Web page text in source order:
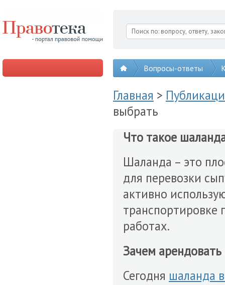
Вопросы-ответы
Главная >
выбрать
Что такое
Шаланда – это
для перевозки
активно
транспортировке
работах.
Зачем
Сегодня шаланда